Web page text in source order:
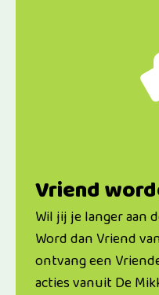
Vriend
Wil jij je langer aan
Word dan Vriend
ontvang een
acties vanuit De